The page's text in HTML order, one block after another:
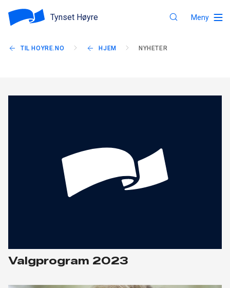
Tynset Høyre Meny
TIL HOYRE.NO HJEM NYHETER
Valgprogram 2023